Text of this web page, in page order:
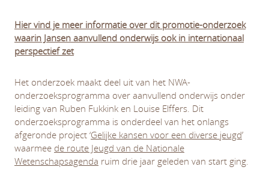
Hier vind je meer informatie over dit promotie-onderzoek
waarin Jansen aanvullend onderwijs ook in internationaal
perspectief zet
Het onderzoek maakt deel uit van het NWA-
onderzoeksprogramma over aanvullend onderwijs onder
leiding van Ruben Fukkink en Louise Elffers. Dit
onderzoeksprogramma is onderdeel van het onlangs
afgeronde project ‘Gelijke kansen voor een diverse jeugd’
waarmee de route Jeugd van de Nationale
Wetenschapsagenda ruim drie jaar geleden van start ging.